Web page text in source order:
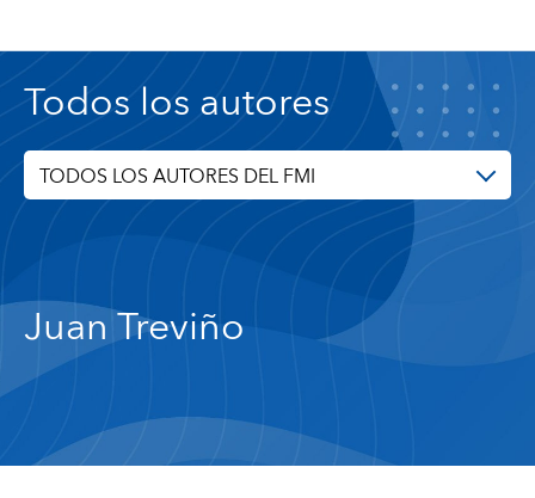
Todos los autores
TODOS LOS AUTORES DEL FMI
Juan Treviño